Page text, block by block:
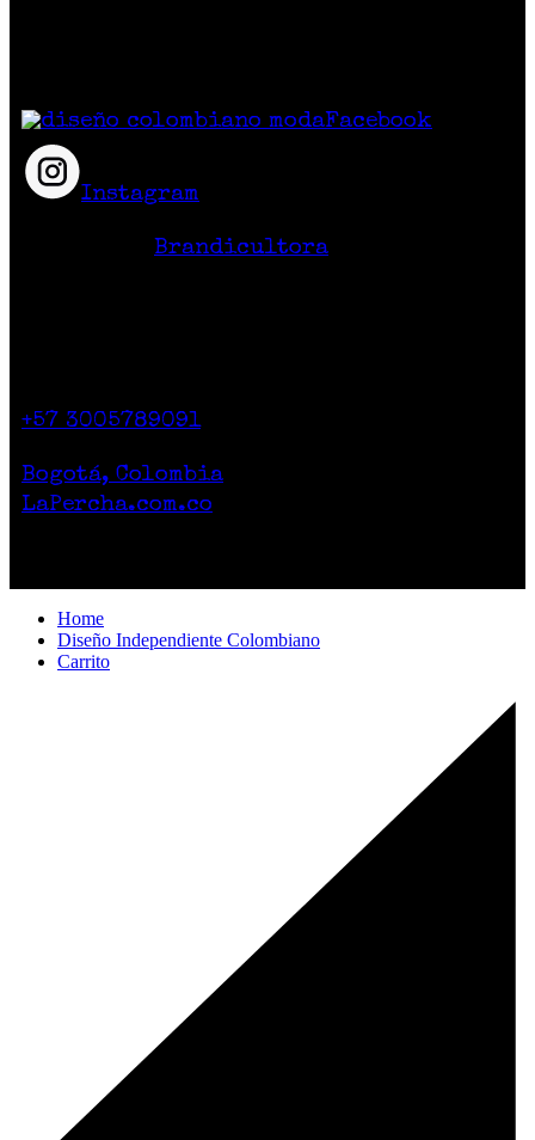
Facebook
Instagram
Brandicultora
+57 3005789091
Bogotá, Colombia
LaPercha.com.co
Home
Diseño Independiente Colombiano
Carrito